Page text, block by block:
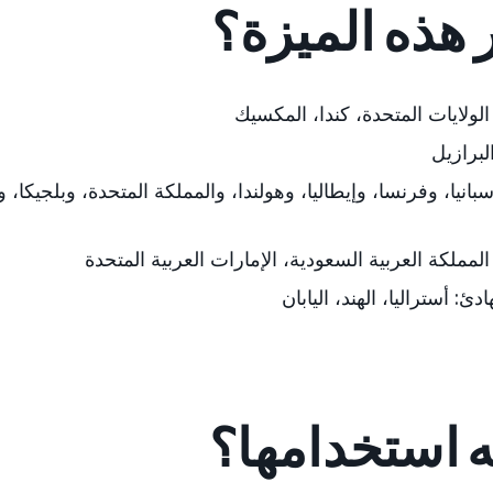
هذه الميزة؟
الولايات المتحدة، كندا، المكسيك
وفرنسا، وإيطاليا، وهولندا، والمملكة المتحدة، وبلجيكا،
العربية السعودية، الإمارات العربية المتحدة
أستراليا، الهند، اليابان
استخدامها؟